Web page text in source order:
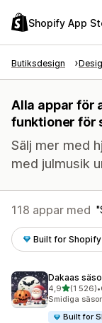
Shopify App
Butiksdesign
Alla appar för
funktioner för
Sälj mer med
med julmusik
118 appar med
Built for Shopify
Dakaas
4,9av 5(1 526)
1526 •
Smidiga
Built for